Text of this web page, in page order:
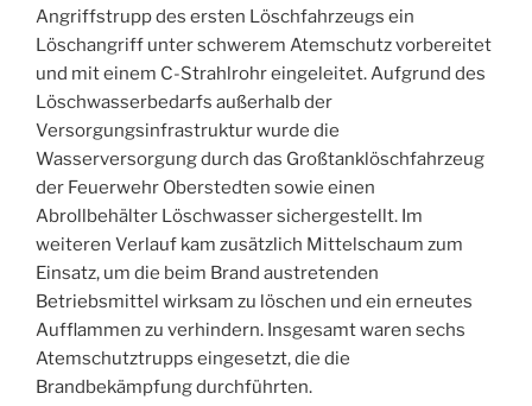
Angriffstrupp des ersten Löschfahrzeugs ein
Löschangriff unter schwerem Atemschutz vorbereitet
und mit einem C-Strahlrohr eingeleitet. Aufgrund des
Löschwasserbedarfs außerhalb der
Versorgungsinfrastruktur wurde die
Wasserversorgung durch das Großtanklöschfahrzeug
der Feuerwehr Oberstedten sowie einen
Abrollbehälter Löschwasser sichergestellt. Im
weiteren Verlauf kam zusätzlich Mittelschaum zum
Einsatz, um die beim Brand austretenden
Betriebsmittel wirksam zu löschen und ein erneutes
Aufflammen zu verhindern. Insgesamt waren sechs
Atemschutztrupps eingesetzt, die die
Brandbekämpfung durchführten.